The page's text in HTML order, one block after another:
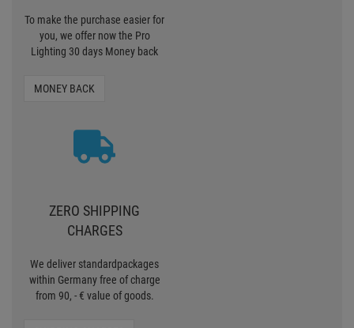
To make the purchase easier for
you, we offer now the Pro
Lighting 30 days Money back
MONEY BACK
ZERO SHIPPING
CHARGES
We deliver standardpackages
within Germany free of charge
from 90, - € value of goods.